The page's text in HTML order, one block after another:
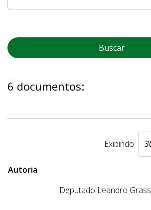
Buscar
6 documentos:
Exibindo
Autoria
Deputado Leandro Grass